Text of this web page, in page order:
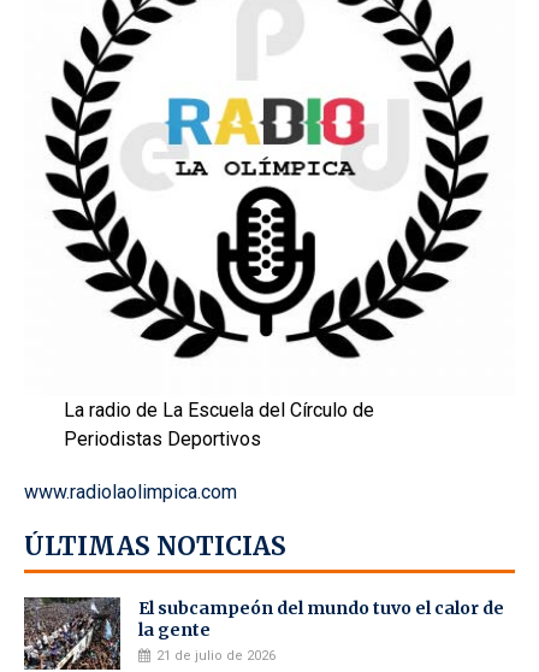
La radio de La Escuela del Círculo de
Periodistas Deportivos
www.radiolaolimpica.com
ÚLTIMAS NOTICIAS
El subcampeón del mundo tuvo el calor de
la gente
21 de julio de 2026